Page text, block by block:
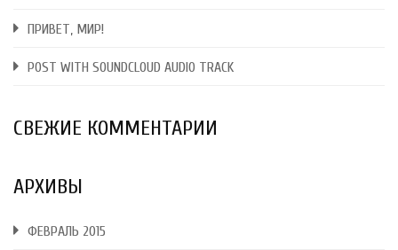
ПРИВЕТ, МИР!
POST WITH SOUNDCLOUD AUDIO TRACK
СВЕЖИЕ КОММЕНТАРИИ
АРХИВЫ
ФЕВРАЛЬ 2015